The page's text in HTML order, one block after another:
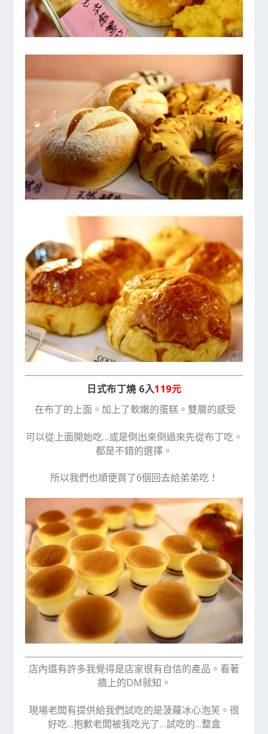
日式布丁燒 6入119元
在布丁的上面。加上了軟嫩的蛋糕。雙層的感受
可以從上面開始吃…或是倒出來倒過來先從布丁吃。
都是不錯的選擇。
所以我們也順便買了6個回去給弟弟吃！
店內還有許多我覺得是店家很有自信的產品。看著
牆上的DM就知。
現場老闆有提供給我們試吃的是菠蘿冰心泡芙。很
好吃…抱歉老闆被我吃光了…試吃的…整盒